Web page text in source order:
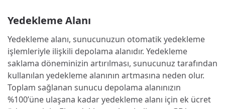
Yedekleme Alanı
Yedekleme alanı, sunucunuzun otomatik yedekleme
işlemleriyle ilişkili depolama alanıdır. Yedekleme
saklama döneminizin artırılması, sunucunuz tarafından
kullanılan yedekleme alanının artmasına neden olur.
Toplam sağlanan sunucu depolama alanınızın
%100’üne ulaşana kadar yedekleme alanı için ek ücret